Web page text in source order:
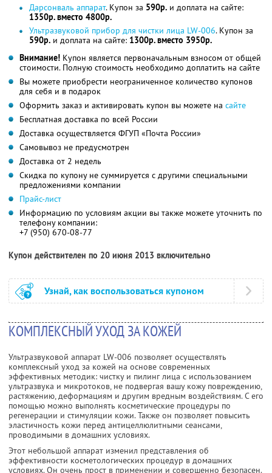
Дарсонваль аппарат. Купон за 590р. и доплата на сайте:
1350р. вместо 4800р.
Ультразвуковой прибор для чистки лица LW-006. Купон за
590р. и доплата на сайте: 1300р. вместо 3950р.
Внимание! Купон является первоначальным взносом от общей
стоимости. Полную стоимость необходимо доплатить на сайте
Вы можете приобрести неограниченное количество купонов
для себя и в подарок
Оформить заказ и активировать купон вы можете на сайте
Бесплатная доставка по всей России
Доставка осуществляется ФГУП «Почта России»
Самовывоз не предусмотрен
Доставка от 2 недель
Скидка по купону не суммируется с другими специальными
предложениями компании
Прайс-лист
Информацию по условиям акции вы также можете уточнить по
телефону компании:
+7 (950) 670-08-77
Купон действителен по 20 июня 2013 включительно
Узнай, как воспользоваться купоном
КОМПЛЕКСНЫЙ УХОД ЗА КОЖЕЙ
Ультразвуковой аппарат LW-006 позволяет осуществлять
комплексный уход за кожей на основе современных
эффективных методик: чистку и пилинг лица с использованием
ультразвука и микротоков, не подвергая вашу кожу повреждению,
растяжению, деформациям и другим вредным воздействиям. С его
помощью можно выполнять косметические процедуры по
регенерации и стимуляции кожи. Также он позволяет повысить
эластичность кожи перед антицеллюлитными сеансами,
проводимыми в домашних условиях.
Этот небольшой аппарат изменил представления об
эффективности косметологических процедур в домашних
условиях. Он очень прост в применении и совершенно безопасен.